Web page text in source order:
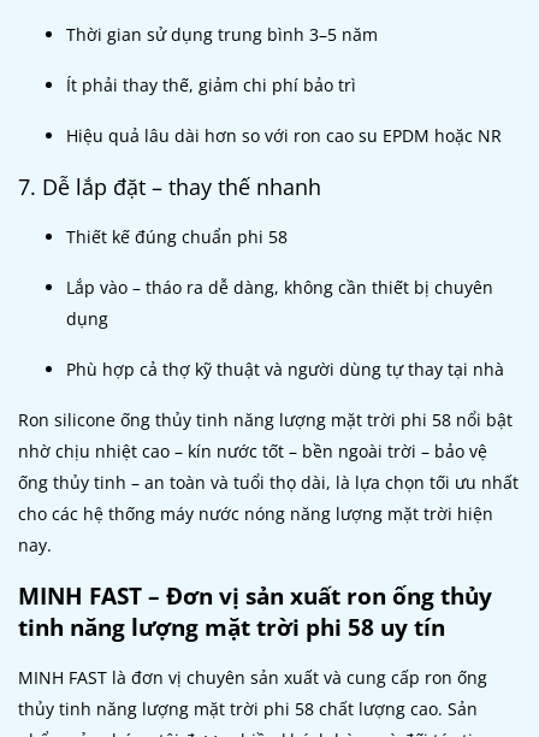
Thời gian sử dụng trung bình 3–5 năm
Ít phải thay thế, giảm chi phí bảo trì
Hiệu quả lâu dài hơn so với ron cao su EPDM hoặc NR
7. Dễ lắp đặt – thay thế nhanh
Thiết kế đúng chuẩn phi 58
Lắp vào – tháo ra dễ dàng, không cần thiết bị chuyên
dụng
Phù hợp cả thợ kỹ thuật và người dùng tự thay tại nhà
Ron silicone ống thủy tinh năng lượng mặt trời phi 58 nổi bật
nhờ chịu nhiệt cao – kín nước tốt – bền ngoài trời – bảo vệ
ống thủy tinh – an toàn và tuổi thọ dài, là lựa chọn tối ưu nhất
cho các hệ thống máy nước nóng năng lượng mặt trời hiện
nay.
MINH FAST – Đơn vị sản xuất ron ống thủy
tinh năng lượng mặt trời phi 58 uy tín
MINH FAST là đơn vị chuyên sản xuất và cung cấp ron ống
thủy tinh năng lượng mặt trời phi 58 chất lượng cao. Sản